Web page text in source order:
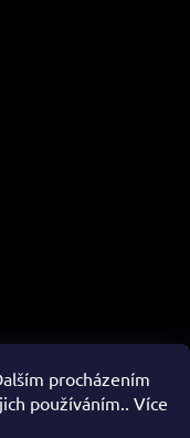
procházením
používáním.. Více